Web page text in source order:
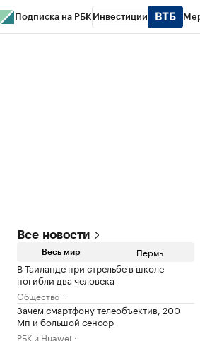
Подписка на РБК Инвестиции
Все новости
Весь мир Пермь
В Таиланде при стрельбе в школе
погибли два человека
Общество
Зачем смартфону телеобъектив, 200
Мп и большой сенсор
РБК и Huawei